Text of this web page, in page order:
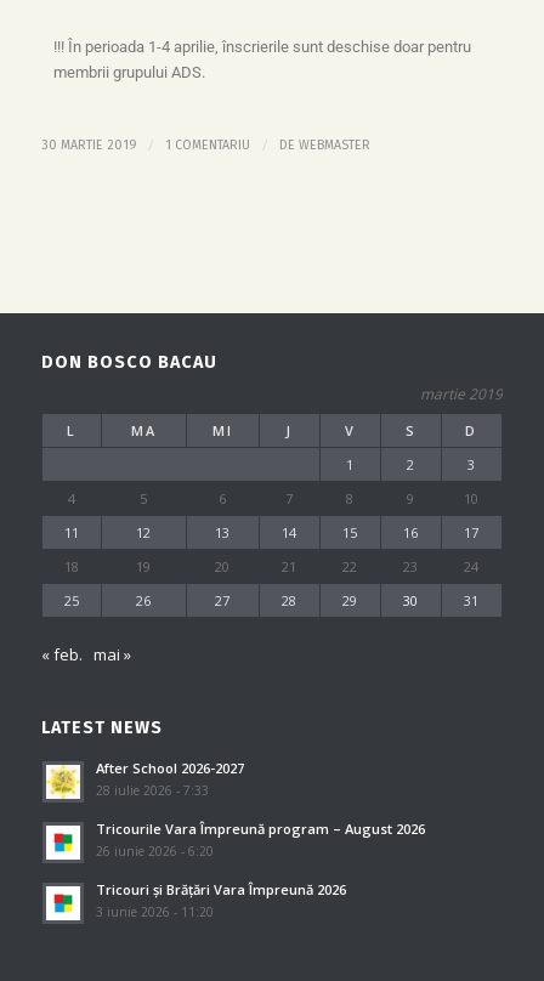
!!! În perioada 1-4 aprilie, înscrierile sunt deschise doar pentru
membrii grupului ADS.
30 MARTIE 2019 / 1 COMENTARIU / DE WEBMASTER
DON BOSCO BACAU
martie 2019
L MA MI J V S
D
1
2
3
4
5 6 7 8 9
10
11
12 13 14 15 16
17
18
19 20 21 22 23
24
25
26 27 28 29 30 31
« feb. mai »
LATEST NEWS
After School 2026-2027
28 iulie 2026 - 7:33
Tricourile Vara Împreună program – August 2026
26 iunie 2026 - 6:20
Tricouri și Brățări Vara Împreună 2026
3 iunie 2026 - 11:20